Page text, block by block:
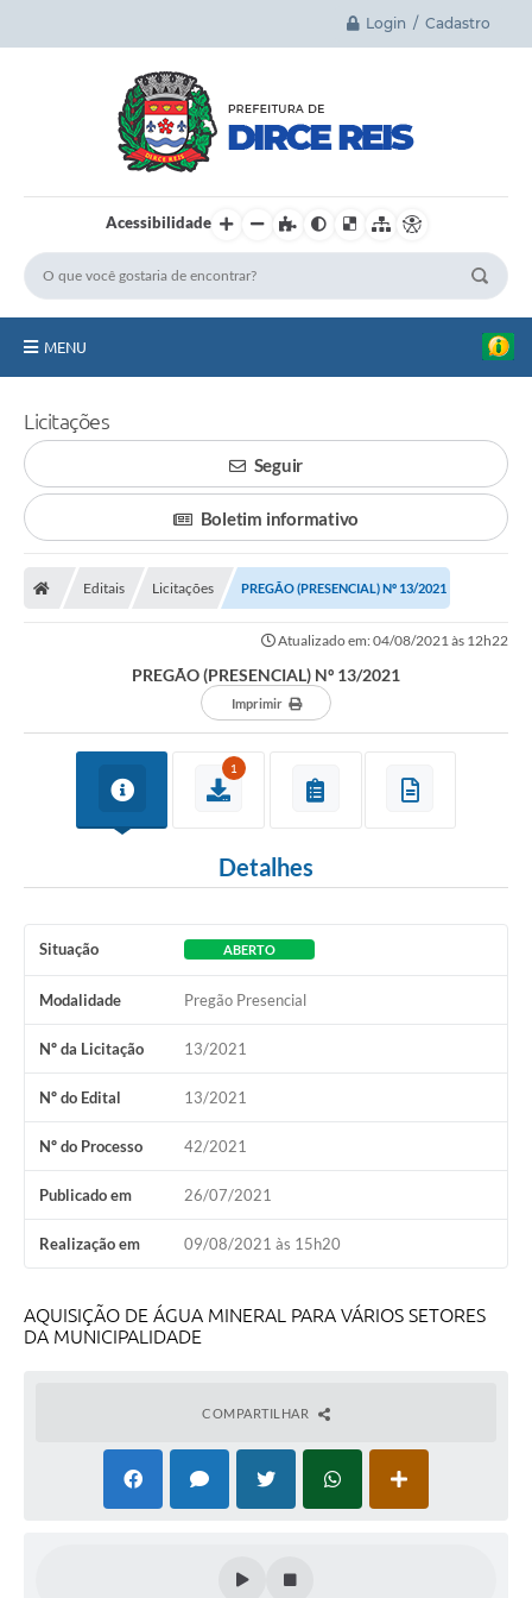
Login / Cadastro
Acessibilidade
MENU
A Cidade
Legislação
A Prefeitura
Secretarias
Diário Oficial
Contas Públicas
Notícias
Arquivos
Carta de Serviços
Turismo
Obras
Projetos
Telefones Úteis
Licitações
Seguir
Boletim informativo
Editais Licitações PREGÃO (PRESENCIAL) Nº 13/2021
Atualizado em: 04/08/2021 às 12h22
PREGÃO (PRESENCIAL) Nº 13/2021
Imprimir
1
Detalhes
Situação ABERTO
Modalidade Pregão Presencial
Nº da Licitação 13/2021
Nº do Edital 13/2021
Nº do Processo 42/2021
Publicado em 26/07/2021
Realização em 09/08/2021 às 15h20
AQUISIÇÃO DE ÁGUA MINERAL PARA VÁRIOS SETORES
DA MUNICIPALIDADE
COMPARTILHAR